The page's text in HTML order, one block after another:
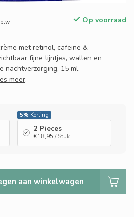
Op voorraad
met retinol, cafeïne &
fijne lijntjes, wallen en
nachtverzorging, 15 ml.
meer.
5% Korting
2 Pieces
€18,95 / Stuk
aan winkelwagen